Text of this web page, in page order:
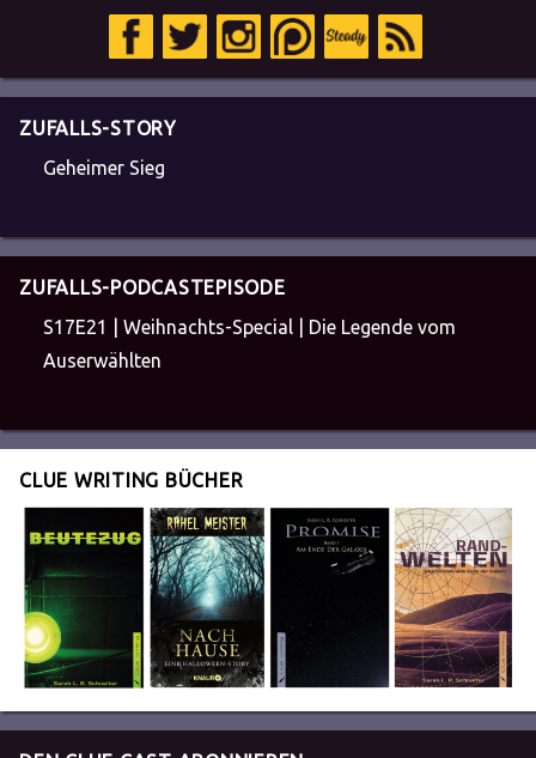
ZUFALLS-STORY
Geheimer Sieg
ZUFALLS-PODCASTEPISODE
S17E21 | Weihnachts-Special | Die Legende vom
Auserwählten
CLUE WRITING BÜCHER